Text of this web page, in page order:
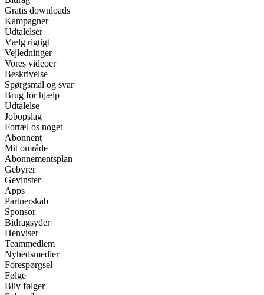
Gratis downloads
Kampagner
Udtalelser
Vælg rigtigt
Vejledninger
Vores videoer
Beskrivelse
Spørgsmål og svar
Brug for hjælp
Udtalelse
Jobopslag
Fortæl os noget
Abonnent
Mit område
Abonnementsplan
Gebyrer
Gevinster
Apps
Partnerskab
Sponsor
Bidragsyder
Henviser
Teammedlem
Nyhedsmedier
Forespørgsel
Følge
Bliv følger